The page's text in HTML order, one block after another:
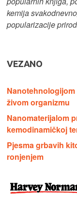
kemija
popularizacije
VEZANO
živom organizmu
Nanomaterijalom
kemodinamičkoj
Pjesma grbavih
ronjenjem